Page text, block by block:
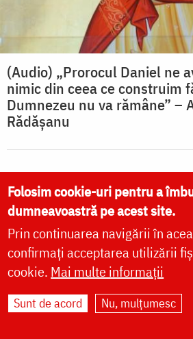
(Audio) „Prorocul Daniel ne
nimic din ceea ce construim
Dumnezeu nu va rămâne” –
Rădășanu
VIDEO
vezi mai multe »
Folosim cookie-uri pentru a
dumneavoastră pe acest site.
Prin continuarea navigării în
confirmați acceptarea utilizării
cookie. Mai multe informații
Sunt de acord Nu, mulțumesc